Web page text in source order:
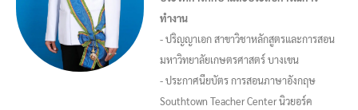
ทำงาน
- ปริญญาเอก สาขาวิชาหลักสูตรและการสอน
มหาวิทยาลัยเกษตรศาสตร์ บางเขน
- ประกาศนียบัตร การสอนภาษาอังกฤษ
Southtown Teacher Center นิวยอร์ค